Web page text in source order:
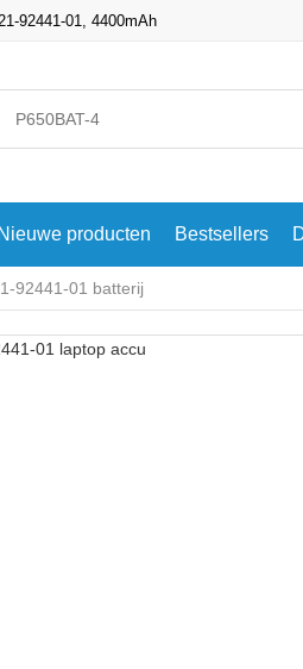
92441-01, 4400mAh
Nieuwe producten Bestsellers
92441-01 batterij